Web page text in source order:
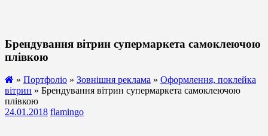
Брендування вітрин супермаркета самоклеючою
плівкою
» Портфоліо » Зовнішня реклама » Оформлення, поклейка
вітрин » Брендування вітрин супермаркета самоклеючою
плівкою
24.01.2018 flamingo